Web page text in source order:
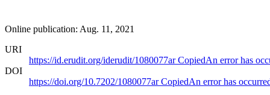
Online publication: Aug. 11, 2021
URI
https://id.erudit.org/iderudit/1080077arCopiedAn error has
DOI
https://doi.org/10.7202/1080077arCopiedAn error has